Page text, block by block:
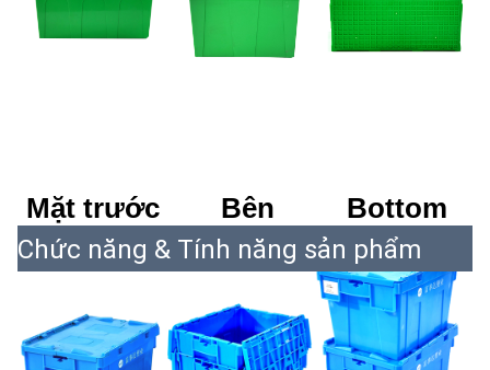
Mặt trước Bên Bottom
Chức năng & Tính năng sản phẩm